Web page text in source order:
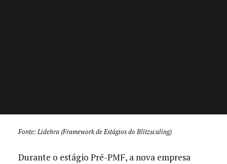
Fonte: Lidehra (Framework de Estágios do Blitzscaling)
Durante o estágio Pré-PMF, a nova empresa